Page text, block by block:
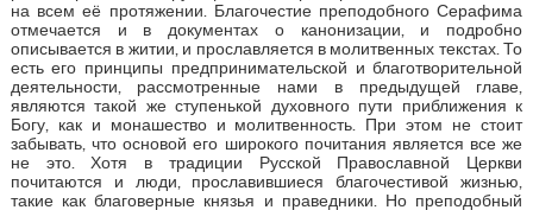
на всем её протяжении. Благочестие преподобного Серафима
отмечается и в документах о канонизации, и подробно
описывается в житии, и прославляется в молитвенных текстах. То
есть его принципы предпринимательской и благотворительной
деятельности, рассмотренные нами в предыдущей главе,
являются такой же ступенькой духовного пути приближения к
Богу, как и монашество и молитвенность. При этом не стоит
забывать, что основой его широкого почитания является все же
не это. Хотя в традиции Русской Православной Церкви
почитаются и люди, прославившиеся благочестивой жизнью,
такие как благоверные князья и праведники. Но преподобный